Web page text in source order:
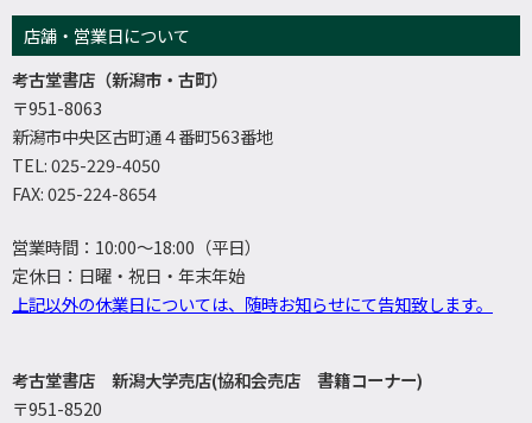
店舗・営業日について
考古堂書店（新潟市・古町）
〒951-8063
新潟市中央区古町通４番町563番地
TEL: 025-229-4050
FAX: 025-224-8654
営業時間：10:00～18:00（平日）
定休日：日曜・祝日・年末年始
上記以外の休業日については、随時お知らせにて告知致します。
考古堂書店 新潟大学売店(協和会売店 書籍コーナー)
〒951-8520